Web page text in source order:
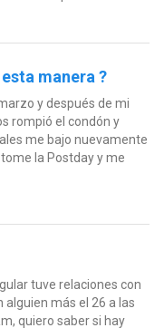
manera ?
y después de mi
rompió el condón y
me bajo nuevamente
la Postday y me
tuve relaciones con
más el 26 a las
quiero saber si hay